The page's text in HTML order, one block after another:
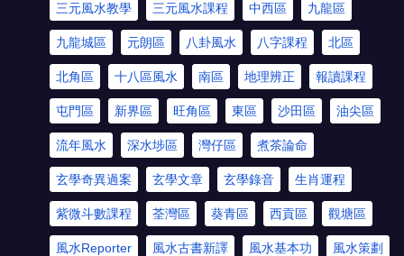
三元風水教學 三元風水課程 中西區 九龍區
九龍城區 元朗區 八卦風水 八字課程 北區
北角區 十八區風水 南區 地理辨正 報讀課程
屯門區 新界區 旺角區 東區 沙田區 油尖區
流年風水 深水埗區 灣仔區 煮茶論命
玄學奇異過案 玄學文章 玄學錄音 生肖運程
紫微斗數課程 荃灣區 葵青區 西貢區 觀塘區
風水Reporter 風水古書新譯 風水基本功 風水策劃